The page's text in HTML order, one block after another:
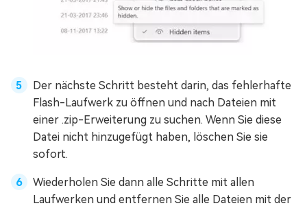
Der nächste Schritt besteht darin, das fehlerhafte
Flash-Laufwerk zu öffnen und nach Dateien mit
einer .zip-Erweiterung zu suchen. Wenn Sie diese
Datei nicht hinzugefügt haben, löschen Sie sie
sofort.
Wiederholen Sie dann alle Schritte mit allen
Laufwerken und entfernen Sie alle Dateien mit der